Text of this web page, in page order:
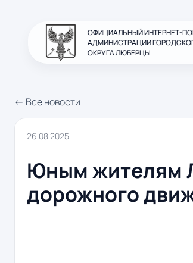
ОФИЦИАЛЬНЫЙ ИНТЕРНЕТ-
АДМИНИСТРАЦИИ
ОКРУГА ЛЮБЕРЦЫ
← Все новости
26.08.2025
Юным жителям
дорожного